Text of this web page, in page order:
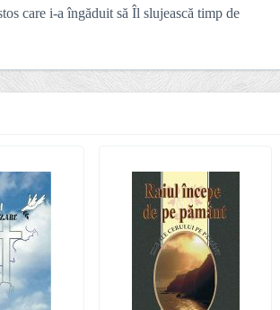
care i-a îngăduit să Îl slujească timp de